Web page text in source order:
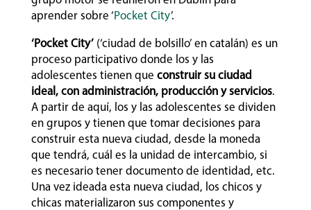
aprender sobre ‘Pocket City’.
‘Pocket City’(‘ciudad de bolsillo’ en catalán) es un
proceso participativo donde los y las
adolescentes tienen que construir su ciudad
ideal, con administración, producción y servicios.
A partir de aquí, los y las adolescentes se dividen
en grupos y tienen que tomar decisiones para
construir esta nueva ciudad, desde la moneda
que tendrá, cuál es la unidad de intercambio, si
es necesario tener documento de identidad, etc.
Una vez ideada esta nueva ciudad, los chicos y
chicas materializaron sus componentes y